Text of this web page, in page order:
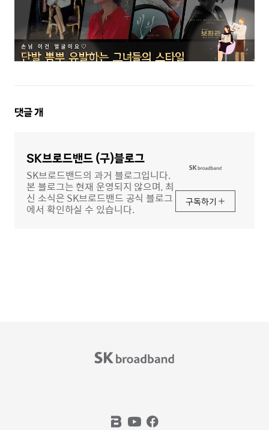
댓
댓글개
SK브로드밴드 (구)블로그
SK브로드밴드의 과거 블로그입니다.
본 블로그는 현재 운영되지 않으며, 최
신 소식은 SK브로드밴드 공식 블로그
에서 확인하실 수 있습니다.
구독하기